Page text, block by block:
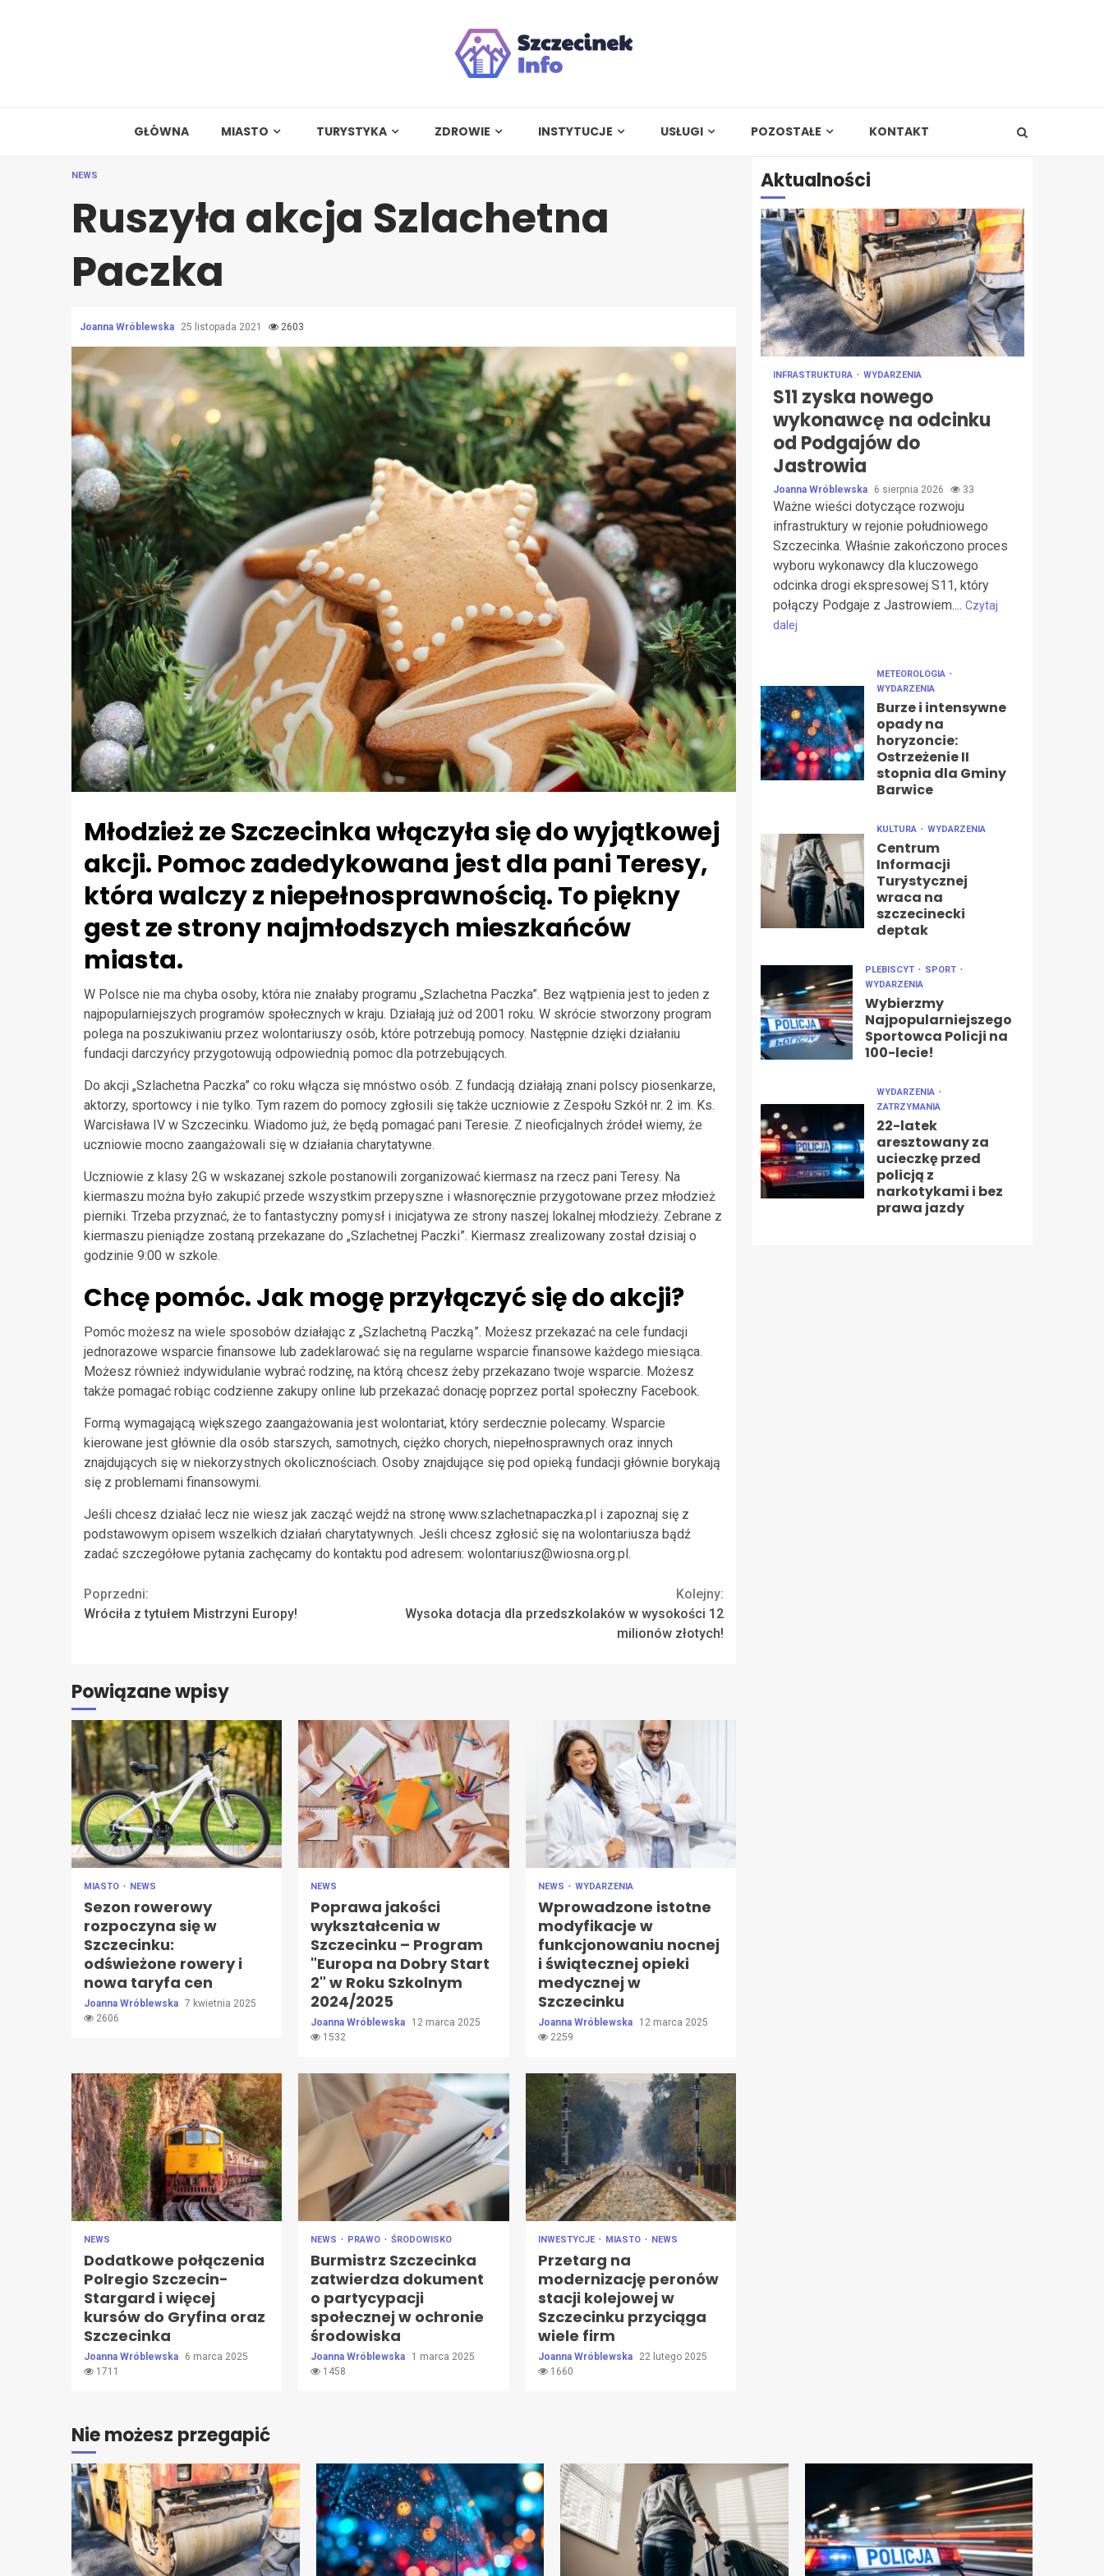
GŁÓWNA MIASTO TURYSTYKA ZDROWIE INSTYTUCJE USŁUGI POZOSTAŁE KONTAKT
NEWS
Ruszyła akcja Szlachetna
Paczka
Joanna Wróblewska 25 listopada 2021 2603
Młodzież ze Szczecinka włączyła się do wyjątkowej
akcji. Pomoc zadedykowana jest dla pani Teresy,
która walczy z niepełnosprawnością. To piękny
gest ze strony najmłodszych mieszkańców
miasta.
W Polsce nie ma chyba osoby, która nie znałaby programu „Szlachetna Paczka”. Bez wątpienia jest to jeden z
najpopularniejszych programów społecznych w kraju. Działają już od 2001 roku. W skrócie stworzony program
polega na poszukiwaniu przez wolontariuszy osób, które potrzebują pomocy. Następnie dzięki działaniu
fundacji darczyńcy przygotowują odpowiednią pomoc dla potrzebujących.
Do akcji „Szlachetna Paczka” co roku włącza się mnóstwo osób. Z fundacją działają znani polscy piosenkarze,
aktorzy, sportowcy i nie tylko. Tym razem do pomocy zgłosili się także uczniowie z Zespołu Szkół nr. 2 im. Ks.
Warcisława IV w Szczecinku. Wiadomo już, że będą pomagać pani Teresie. Z nieoficjalnych źródeł wiemy, że
uczniowie mocno zaangażowali się w działania charytatywne.
Uczniowie z klasy 2G w wskazanej szkole postanowili zorganizować kiermasz na rzecz pani Teresy. Na
kiermaszu można było zakupić przede wszystkim przepyszne i własnoręcznie przygotowane przez młodzież
pierniki. Trzeba przyznać, że to fantastyczny pomysł i inicjatywa ze strony naszej lokalnej młodzieży. Zebrane z
kiermaszu pieniądze zostaną przekazane do „Szlachetnej Paczki”. Kiermasz zrealizowany został dzisiaj o
godzinie 9:00 w szkole.
Chcę pomóc. Jak mogę przyłączyć się do akcji?
Pomóc możesz na wiele sposobów działając z „Szlachetną Paczką”. Możesz przekazać na cele fundacji
jednorazowe wsparcie finansowe lub zadeklarować się na regularne wsparcie finansowe każdego miesiąca.
Możesz również indywidulanie wybrać rodzinę, na którą chcesz żeby przekazano twoje wsparcie. Możesz
także pomagać robiąc codzienne zakupy online lub przekazać donację poprzez portal społeczny Facebook.
Formą wymagającą większego zaangażowania jest wolontariat, który serdecznie polecamy. Wsparcie
kierowane jest głównie dla osób starszych, samotnych, ciężko chorych, niepełnosprawnych oraz innych
znajdujących się w niekorzystnych okolicznościach. Osoby znajdujące się pod opieką fundacji głównie borykają
się z problemami finansowymi.
Jeśli chcesz działać lecz nie wiesz jak zacząć wejdź na stronę www.szlachetnapaczka.pl i zapoznaj się z
podstawowym opisem wszelkich działań charytatywnych. Jeśli chcesz zgłosić się na wolontariusza bądź
zadać szczegółowe pytania zachęcamy do kontaktu pod adresem: wolontariusz@wiosna.org.pl.
Continue
Reading
Poprzedni:
Wróciła z tytułem Mistrzyni Europy!
Kolejny:
Wysoka dotacja dla przedszkolaków w wysokości 12
milionów złotych!
Powiązane wpisy
MIASTO NEWS
Sezon rowerowy
rozpoczyna się w
Szczecinku:
odświeżone rowery i
nowa taryfa cen
Joanna Wróblewska 7 kwietnia 2025
2606
NEWS
Poprawa jakości
wykształcenia w
Szczecinku – Program
"Europa na Dobry Start
2" w Roku Szkolnym
2024/2025
Joanna Wróblewska
12 marca 2025
1532
NEWS WYDARZENIA
Wprowadzone istotne
modyfikacje w
funkcjonowaniu nocnej
i świątecznej opieki
medycznej w
Szczecinku
Joanna Wróblewska
12 marca 2025
2259
NEWS
Dodatkowe połączenia
Polregio Szczecin-
Stargard i więcej
kursów do Gryfina oraz
Szczecinka
Joanna Wróblewska
6 marca 2025
1711
NEWS PRAWO ŚRODOWISKO
Burmistrz Szczecinka
zatwierdza dokument
o partycypacji
społecznej w ochronie
środowiska
Joanna Wróblewska
1 marca 2025
1458
INWESTYCJE MIASTO NEWS
Przetarg na
modernizację peronów
stacji kolejowej w
Szczecinku przyciąga
wiele firm
Joanna Wróblewska
22 lutego 2025
1660
Aktualności
INFRASTRUKTURA WYDARZENIA
S11 zyska nowego
wykonawcę na odcinku
od Podgajów do
Jastrowia
Joanna Wróblewska 6 sierpnia 2026 33
Ważne wieści dotyczące rozwoju
infrastruktury w rejonie południowego
Szczecinka. Właśnie zakończono proces
wyboru wykonawcy dla kluczowego
odcinka drogi ekspresowej S11, który
połączy Podgaje z Jastrowiem.... Czytaj
dalej
METEOROLOGIA
WYDARZENIA
Burze i intensywne
opady na
horyzoncie:
Ostrzeżenie II
stopnia dla Gminy
Barwice
KULTURA WYDARZENIA
Centrum
Informacji
Turystycznej
wraca na
szczecinecki
deptak
PLEBISCYT
SPORT
WYDARZENIA
Wybierzmy
Najpopularniejszego
Sportowca Policji na
100-lecie!
WYDARZENIA
ZATRZYMANIA
22-latek
aresztowany za
ucieczkę przed
policją z
narkotykami i bez
prawa jazdy
Nie możesz przegapić